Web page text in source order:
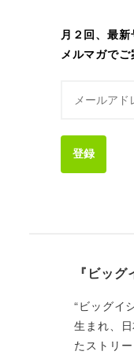
月２回、最
メルマガでご
登録
『ビッ
“ビッグイ
生まれ、
たストリー